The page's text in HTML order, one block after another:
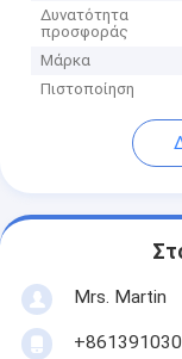
Δυνατότητα
προσφοράς
Μάρκα
Πιστοποίηση
Mrs. Martin